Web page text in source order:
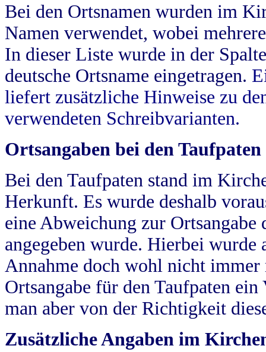
Bei den Ortsnamen wurden im
Namen verwendet, wobei
In dieser Liste wurde in der
deutsche Ortsname eingetragen.
liefert zusätzliche Hinweise zu
verwendeten Schreibvarianten.
Ortsangaben bei den Taufpaten
Bei den Taufpaten stand im
Herkunft. Es wurde deshalb
eine Abweichung zur
angegeben wurde. Hierbei wurde
Annahme doch wohl nicht
Ortsangabe für den Taufpaten
man aber von der Richtigkeit
Zusätzliche Angaben im